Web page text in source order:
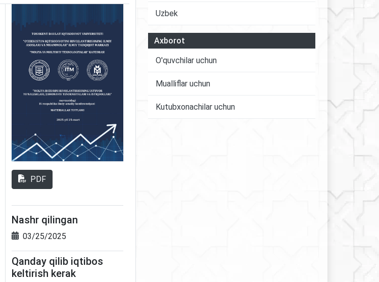
PDF
Nashr qilingan
03/25/2025
Qanday qilib iqtibos
keltirish kerak
Uzbek
Axborot
O'quvchilar uchun
Mualliflar uchun
Kutubxonachilar uchun